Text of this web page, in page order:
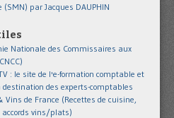
(SMN) par Jacques DAUPHIN
Nationale des Commissaires aux
: le site de l'e-formation comptable et
destination des experts-comptables
Vins de France (Recettes de cuisine,
accords vins/plats)